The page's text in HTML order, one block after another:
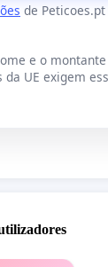
de
e o
da UE exigem